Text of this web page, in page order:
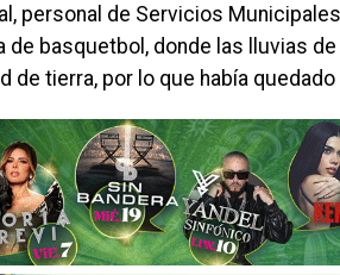
personal de Servicios
de basquetbol, donde las lluvias
de tierra, por lo que había